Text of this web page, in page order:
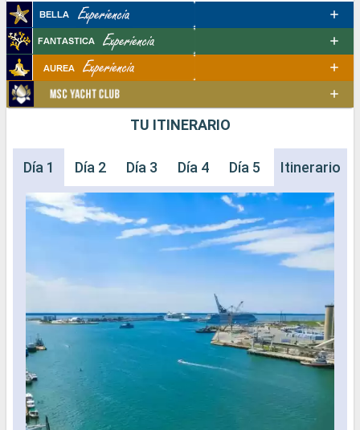
TU ITINERARIO
Día 1 Día 2 Día 3 Día 4 Día 5 Itinerario